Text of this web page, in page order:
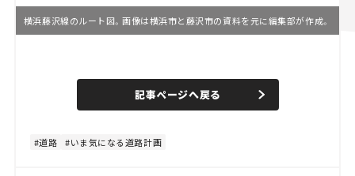
横浜藤沢線のルート図。画像は横浜市と藤沢市の資料を元に編集部が作成。
n
e
d
記事ページへ戻る
道路 いま気になる道路計画